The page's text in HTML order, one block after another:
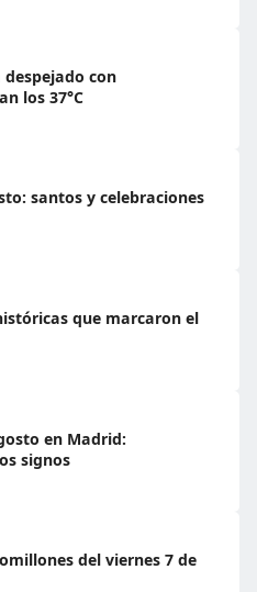
con
los 37°C
santos y celebraciones
que marcaron el
en Madrid:
signos
del viernes 7 de